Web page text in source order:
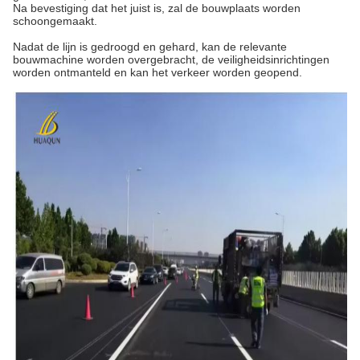
Na bevestiging dat het juist is, zal de bouwplaats worden
schoongemaakt.
Nadat de lijn is gedroogd en gehard, kan de relevante
bouwmachine worden overgebracht, de veiligheidsinrichtingen
worden ontmanteld en kan het verkeer worden geopend.